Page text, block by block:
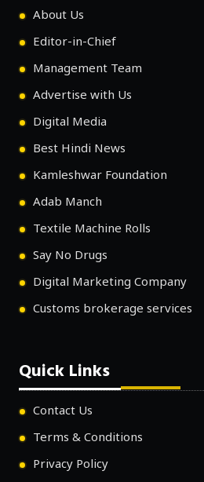
About Us
Editor-in-Chief
Management Team
Advertise with Us
Digital Media
Best Hindi News
Kamleshwar Foundation
Adab Manch
Textile Machine Rolls
Say No Drugs
Digital Marketing Company
Customs brokerage services
Quick Links
Contact Us
Terms & Conditions
Privacy Policy